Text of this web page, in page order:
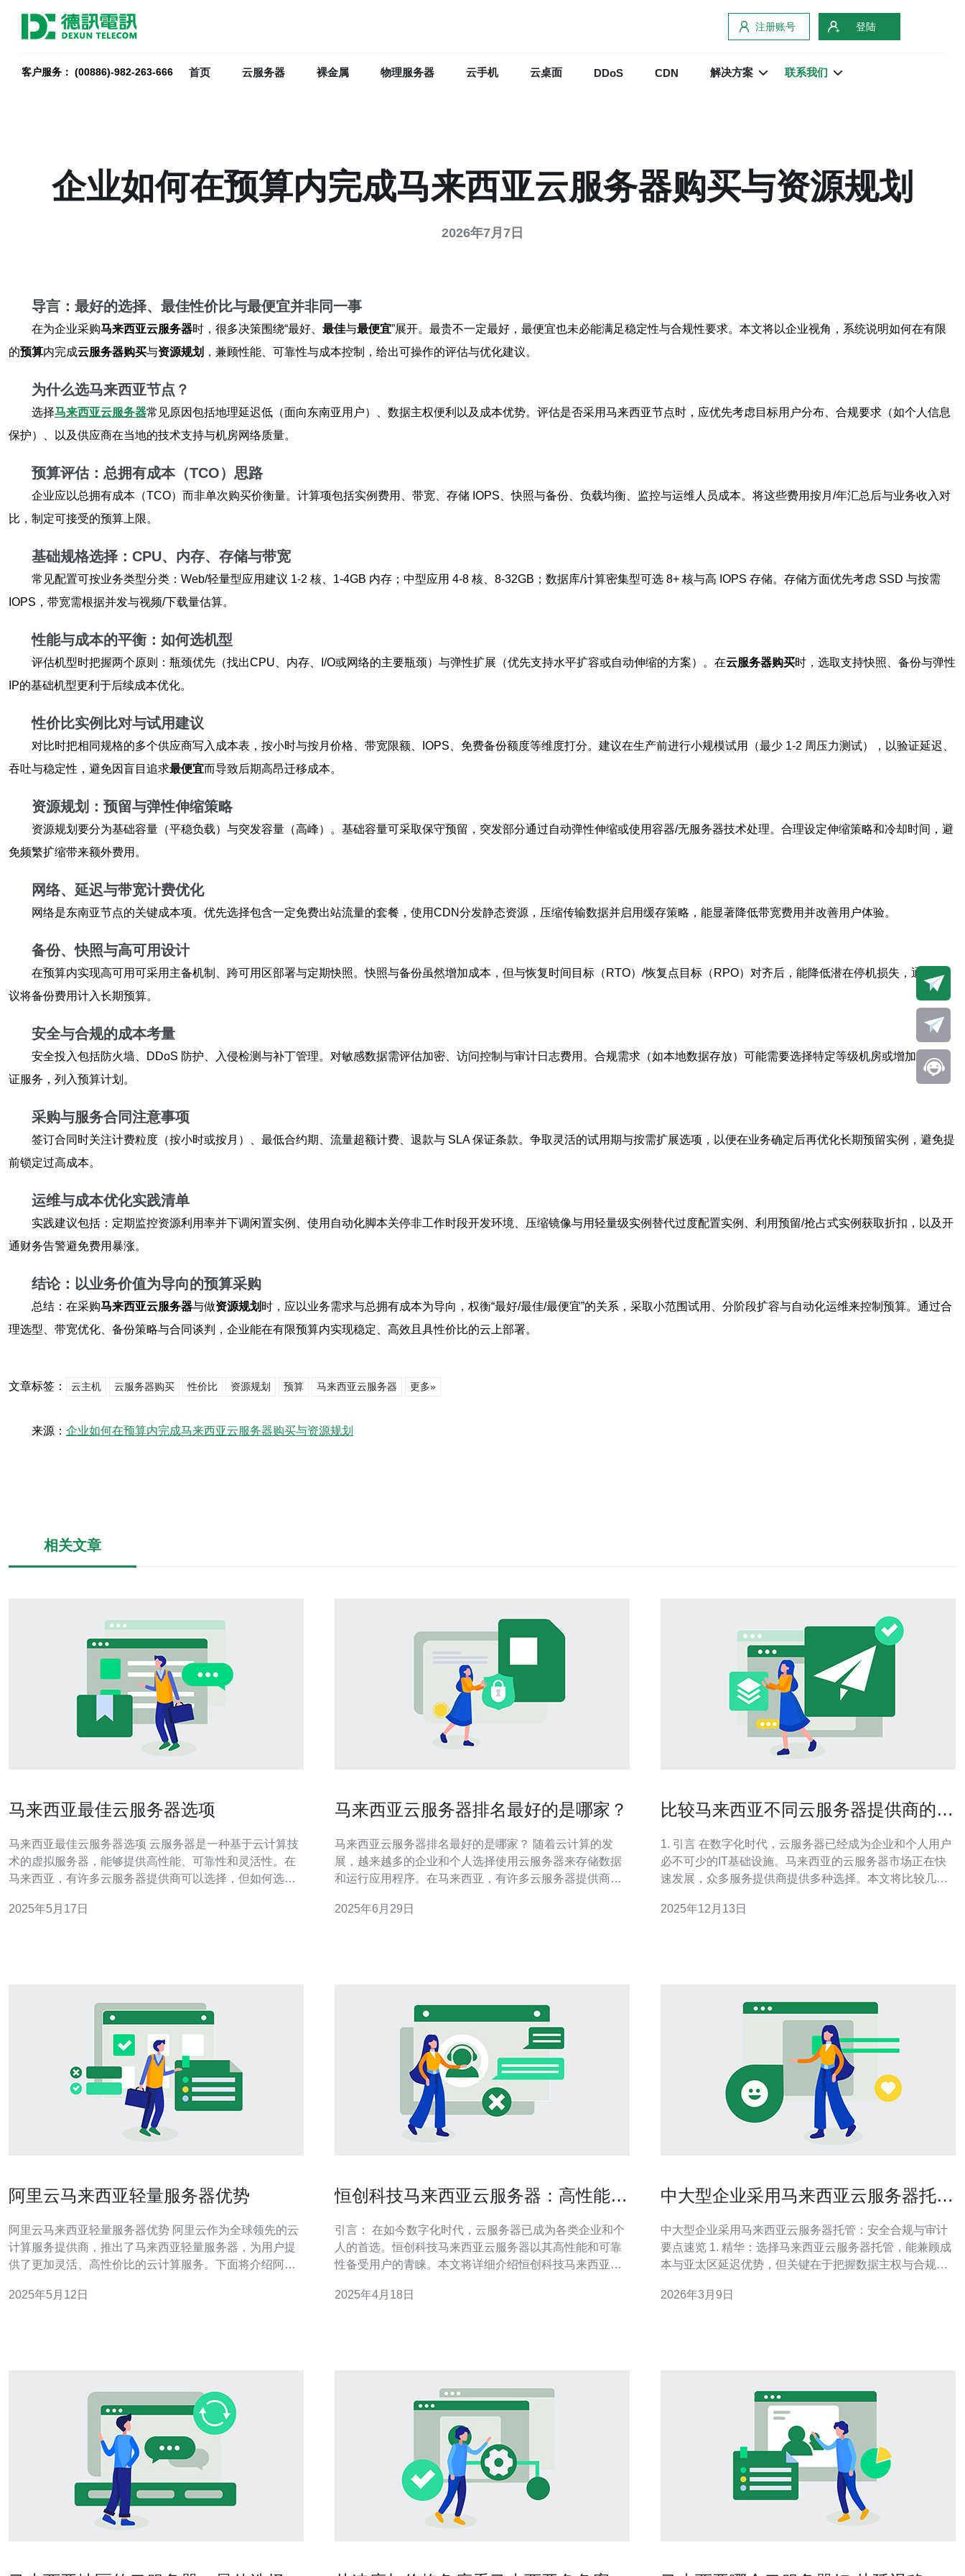
注册账号 登陆
客户服务： (00886)-982-263-666 首页 云服务器 裸金属 物理服务器 云手机 云桌面 DDoS CDN 解决方案 联系我们
企业如何在预算内完成马来西亚云服务器购买与资源规划
2026年7月7日
导言：最好的选择、最佳性价比与最便宜并非同一事
在为企业采购马来西亚云服务器时，很多决策围绕“最好、 最佳与最便宜”展开。最贵不一定最好，最便宜也未必能满足稳定性与合规性要求。本文将以企业视角，系统说明如何在有限
的预算内完成云服务器购买与资源规划 ，兼顾性能、可靠性与成本控制，给出可操作的评估与优化建议。
为什么选马来西亚节点？
选择马来西亚云服务器常见原因包括地理延迟低（面向东南亚用户）、数据主权便利以及成本优势。评估是否采用马来西亚节点时，应优先考虑目标用户分布、合规要求（如个人信息
保护）、以及供应商在当地的技术支持与机房网络质量。
预算评估：总拥有成本（TCO）思路
企业应以总拥有成本（TCO）而非单次购买价衡量。计算项包括实例费用、带宽、存储 IOPS、快照与备份、负载均衡、监控与运维人员成本。将这些费用按月/年汇总后与业务收入对
比，制定可接受的预算上限。
基础规格选择：CPU、内存、存储与带宽
常见配置可按业务类型分类：Web/轻量型应用建议 1-2 核、1-4GB 内存；中型应用 4-8 核、8-32GB；数据库/计算密集型可选 8+ 核与高 IOPS 存储。存储方面优先考虑 SSD 与按需
IOPS，带宽需根据并发与视频/下载量估算。
性能与成本的平衡：如何选机型
评估机型时把握两个原则：瓶颈优先（找出CPU、内存、I/O或网络的主要瓶颈）与弹性扩展（优先支持水平扩容或自动伸缩的方案）。在云服务器购买时，选取支持快照、备份与弹性
IP的基础机型更利于后续成本优化。
性价比实例比对与试用建议
对比时把相同规格的多个供应商写入成本表，按小时与按月价格、带宽限额、IOPS、免费备份额度等维度打分。建议在生产前进行小规模试用（最少 1-2 周压力测试），以验证延迟、
吞吐与稳定性，避免因盲目追求最便宜而导致后期高昂迁移成本。
资源规划：预留与弹性伸缩策略
资源规划要分为基础容量（平稳负载）与突发容量（高峰）。基础容量可采取保守预留，突发部分通过自动弹性伸缩或使用容器/无服务器技术处理。合理设定伸缩策略和冷却时间，避
免频繁扩缩带来额外费用。
网络、延迟与带宽计费优化
网络是东南亚节点的关键成本项。优先选择包含一定免费出站流量的套餐，使用CDN分发静态资源，压缩传输数据并启用缓存策略，能显著降低带宽费用并改善用户体验。
备份、快照与高可用设计
在预算内实现高可用可采用主备机制、跨可用区部署与定期快照。快照与备份虽然增加成本，但与恢复时间目标（RTO）/恢复点目标（RPO）对齐后，能降低潜在停机损失，通常建
议将备份费用计入长期预算。
安全与合规的成本考量
安全投入包括防火墙、DDoS 防护、入侵检测与补丁管理。对敏感数据需评估加密、访问控制与审计日志费用。合规需求（如本地数据存放）可能需要选择特定等级机房或增加合规认
证服务，列入预算计划。
采购与服务合同注意事项
签订合同时关注计费粒度（按小时或按月）、最低合约期、流量超额计费、退款与 SLA 保证条款。争取灵活的试用期与按需扩展选项，以便在业务确定后再优化长期预留实例，避免提
前锁定过高成本。
运维与成本优化实践清单
实践建议包括：定期监控资源利用率并下调闲置实例、使用自动化脚本关停非工作时段开发环境、压缩镜像与用轻量级实例替代过度配置实例、利用预留/抢占式实例获取折扣，以及开
通财务告警避免费用暴涨。
结论：以业务价值为导向的预算采购
总结：在采购马来西亚云服务器与做资源规划 时，应以业务需求与总拥有成本为导向，权衡“最好/最佳/最便宜”的关系，采取小范围试用、分阶段扩容与自动化运维来控制预算。通过合
理选型、带宽优化、备份策略与合同谈判，企业能在有限预算内实现稳定、高效且具性价比的云上部署。
文章标签： 云主机 云服务器购买 性价比 资源规划 预算 马来西亚云服务器 更多»
来源： 企业如何在预算内完成马来西亚云服务器购买与资源规划
相关文章
马来西亚最佳云服务器选项
马来西亚最佳云服务器选项 云服务器是一种基于云计算技
术的虚拟服务器，能够提供高性能、可靠性和灵活性。在
马来西亚，有许多云服务器提供商可以选择，但如何选择
项。 阿里云是中国领先的云计算服务提供商，也在马来西
2025年5月17日
马来西亚云服务器排名最好的是哪家？
马来西亚云服务器排名最好的是哪家？ 随着云计算的发
展，越来越多的企业和个人选择使用云服务器来存储数据
和运行应用程序。在马来西亚，有许多云服务器提供商，
名最好的是哪家。 根据市场调研和用户评价，以下是马来
2025年6月29日
比较马来西亚不同云服务器提供商的特
1. 引言 在数字化时代，云服务器已经成为企业和个人用户
必不可少的IT基础设施。马来西亚的云服务器市场正在快
速发展，众多服务提供商提供多种选择。本文将比较几家
点以及适用场景，以帮助用户做出更明智的选择。 2. 云服
2025年12月13日
阿里云马来西亚轻量服务器优势
阿里云马来西亚轻量服务器优势 阿里云作为全球领先的云
计算服务提供商，推出了马来西亚轻量服务器，为用户提
供了更加灵活、高性价比的云计算服务。下面将介绍阿里
器支持在不同地域进行部署，用户可以根据自身业务需求
2025年5月12日
恒创科技马来西亚云服务器：高性能、
引言： 在如今数字化时代，云服务器已成为各类企业和个
人的首选。恒创科技马来西亚云服务器以其高性能和可靠
性备受用户的青睐。本文将详细介绍恒创科技马来西亚云
进的硬件设备和优化的网络架构，确保用户可以获得卓越
2025年4月18日
中大型企业采用马来西亚云服务器托管
中大型企业采用马来西亚云服务器托管：安全合规与审计
要点速览 1. 精华：选择马来西亚云服务器托管，能兼顾成
本与亚太区延迟优势，但关键在于把握数据主权与合规边
不是一次性任务，而是持续的治理体系——从合同、技术
2026年3月9日